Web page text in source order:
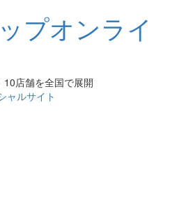
店舗を全国で展開
ャルサイト